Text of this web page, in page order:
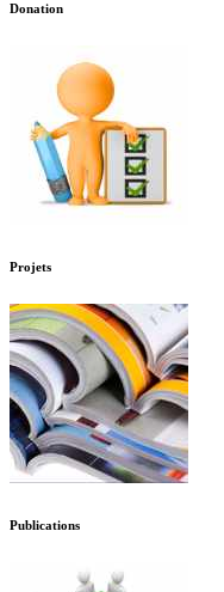
Donation
Projets
Publications